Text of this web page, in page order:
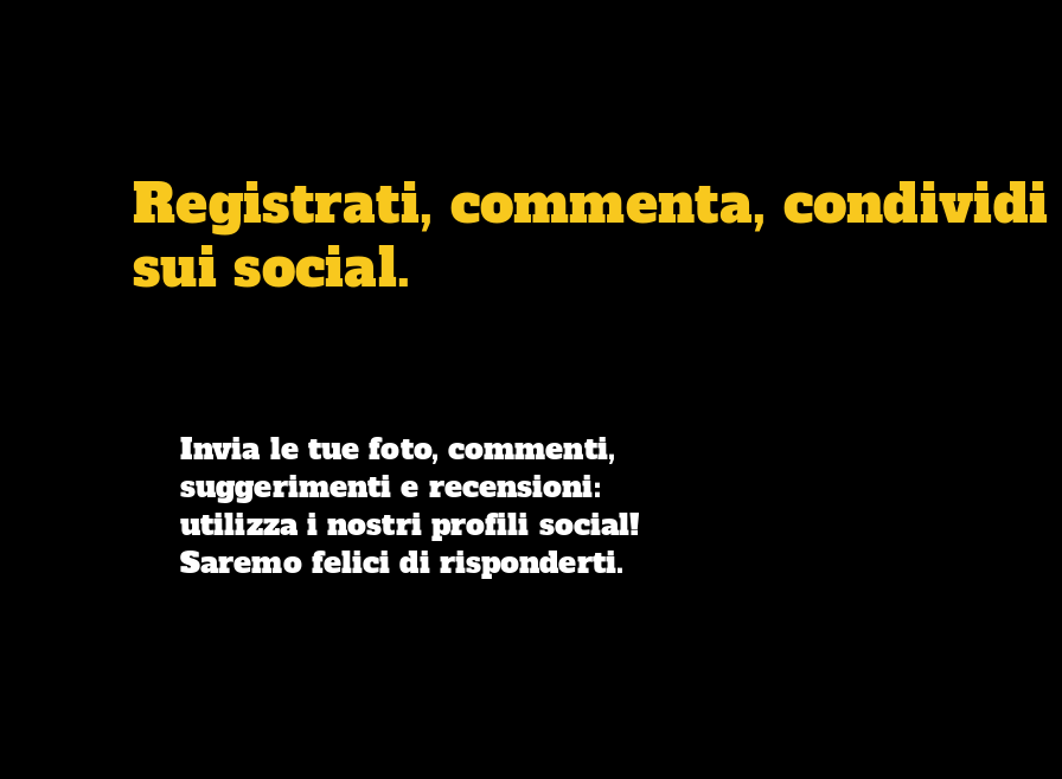
Registrati, commenta,
sui social.
Invia le tue foto, commenti,
suggerimenti e recensioni:
utilizza i nostri profili social!
Saremo felici di risponderti.